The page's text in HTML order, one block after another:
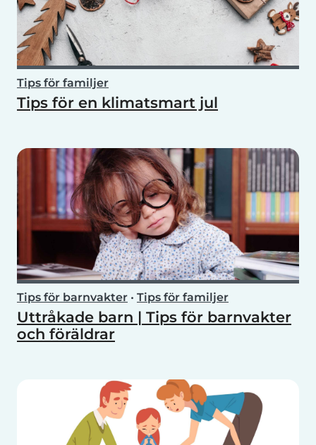
Tips för familjer
Tips för en klimatsmart jul
Tips för barnvakter • Tips för familjer
Uttråkade barn | Tips för barnvakter
och föräldrar